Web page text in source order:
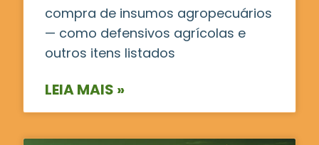
compra de insumos agropecuários
— como defensivos agrícolas e
outros itens listados
LEIA MAIS »